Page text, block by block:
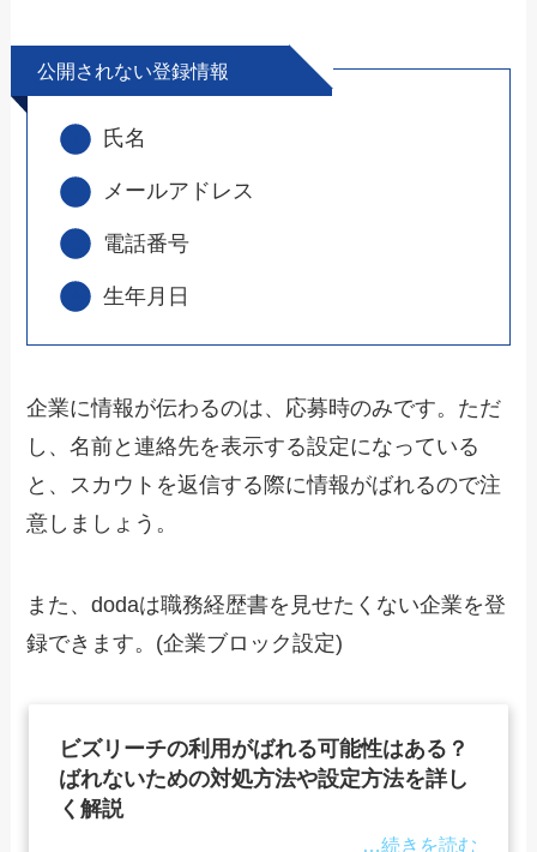
公開されない登録情報
氏名
メールアドレス
電話番号
生年月日
企業に情報が伝わるのは、応募時のみです。 ただ
し、名前と連絡先を表示する設定になっている
と、スカウトを返信する際に情報がばれるので注
意しましょう。
また、dodaは職務経歴書を見せたくない企業を登
録できます。(企業ブロック設定)
ビズリーチの利用がばれる可能性はある？
ばれないための対処方法や設定方法を詳し
く解説